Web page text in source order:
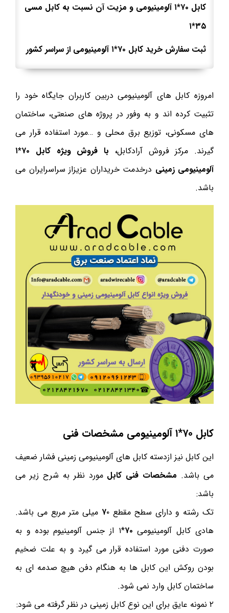
کابل ۷۰*۱ آلومینیومی و مزیت آن نسبت به کابل مسی
۳۵*۱
ثبت سفارش خرید کابل ۷۰*۱ آلومینیومی از سراسر کشور
امروزه کابل های آلومینیومی دربین کاربران جایگاه خود را
تثبیت کرده اند و به وفور در پروژه های صنعتی، ساختمان
های مسکونی، توزیع برق محلی و …مورد استفاده قرار می
گیرند. مرکز فروش آرادکابل
، با فروش ویژه کابل ۷۰*۱
آلومینیومی زمینی درخدمت خریداران عزیزاز سراسرایران می
باشد.
کابل ۷۰*۱ آلومینیومی مشخصات فنی
این کابل نیز ازدسته کابل های آلومینیومی زمینی فشار ضعیف
می باشد. مشخصات فنی کابل مورد نظر به شرح زیر می
باشد:
تک رشته و دارای سطح مقطع ۷ ۰ میلی متر مربع می باشد.
هادی کابل آلومینیومی ۷۰
*۱ از جنس آلومینیوم بوده و به
صورت دفنی مورد استفاده قرار می گیرد و به علت ضخیم
بودن روکش این کابل ها به هنگام دفن هیچ صدمه ای به
ساختمان کابل وارد نمی شود.
۲ نمونه عایق برای این نوع کابل زمینی در نظر گرفته می شود: